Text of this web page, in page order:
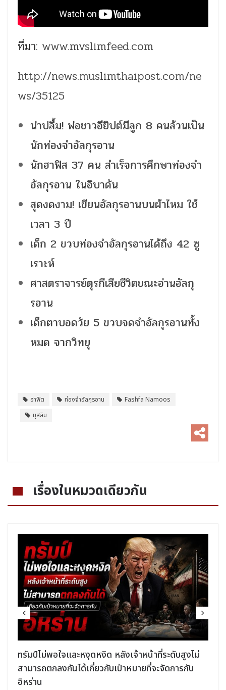
ที่มา: www.mvslimfeed.com
http://news.muslimthaipost.com/ne
ws/35125
น่าปลื้ม! พ่อชาวอียิปต์มีลูก 8 คนล้วนเป็น
นักท่องจำอัลกุรอาน
นักฮาฟิส 37 คน สำเร็จการศึกษาท่องจำ
อัลกุรอาน ในอิบาดัน
สุดงดงาม! เขียนอัลกุรอานบนผ้าไหม ใช้
เวลา 3 ปี
เด็ก 2 ขวบท่องจำอัลกุรอานได้ถึง 42 ซู
เราะห์
ศาสตราจารย์ตุรกีเสียชีวิตขณะอ่านอัลกุ
รอาน
เด็กตาบอดวัย 5 ขวบจดจำอัลกุรอานทั้ง
หมด จากวิทยุ
ฮาฟิต ท่องจำอัลกุรอาน
Fashfa Namoos
มุสลิม
เรื่องในหมวดเดียวกัน
ทรัมป์ไม่พอใจและหงุดหงิด หลังเจ้าหน้าที่ระดับสูงไม่
สามารถตกลงกันได้เกี่ยวกับเป้าหมายที่จะจัดการกับ
อิหร่าน